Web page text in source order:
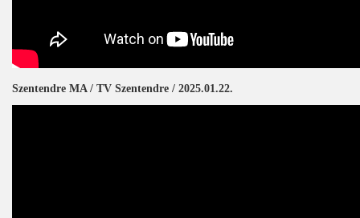
Szentendre MA / TV Szentendre / 2025.01.22.